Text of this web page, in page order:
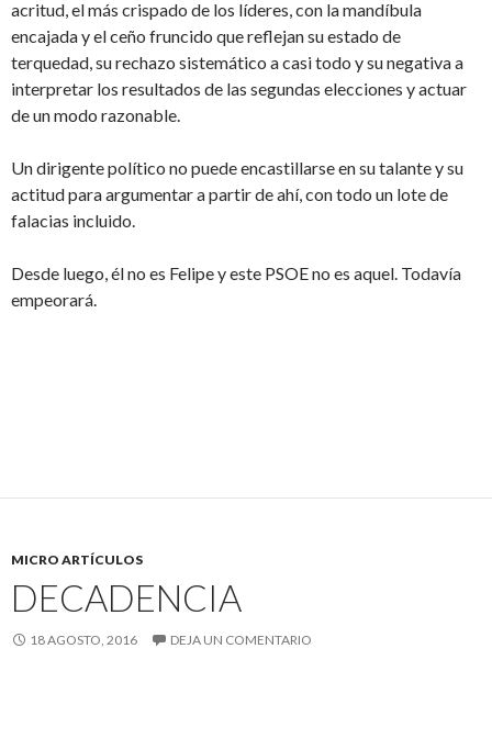
acritud, el más crispado de los líderes, con la mandíbula
encajada y el ceño fruncido que reflejan su estado de
terquedad, su rechazo sistemático a casi todo y su negativa a
interpretar los resultados de las segundas elecciones y actuar
de un modo razonable.
Un dirigente político no puede encastillarse en su talante y su
actitud para argumentar a partir de ahí, con todo un lote de
falacias incluido.
Desde luego, él no es Felipe y este PSOE no es aquel. Todavía
empeorará.
MICRO ARTÍCULOS
DECADENCIA
18 AGOSTO, 2016 DEJA UN COMENTARIO